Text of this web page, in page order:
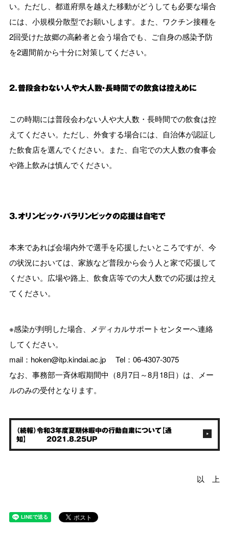
い。ただし、都道府県を越えた移動がどうしても必要な場合
には、小規模分散型でお願いします。また、ワクチン接種を
2回受けた故郷の高齢者と会う場合でも、ご自身の感染予防
を2週間前から十分に対策してください。
２．普段会わない人や大人数・長時間での飲食は控えめに
この時期には普段会わない人や大人数・長時間での飲食は控
えてください。ただし、外食する場合には、自治体が認証し
た飲食店を選んでください。また、自宅での大人数の食事会
や路上飲みは慎んでください。
3．オリンピック・パラリンピックの応援は自宅で
本来であれば会場内外で選手を応援したいところですが、今
の状況においては、家族など普段から会う人と家で応援して
ください。広場や路上、飲食店等での大人数での応援は控え
てください。
※感染が判明した場合、メディカルサポートセンターへ連絡
してください。
mail：hoken@itp.kindai.ac.jp Tel：06-4307-3075
なお、事務部一斉休暇期間中（8月7日～8月18日）は、メー
ルのみの受付となります。
（続報）令和3年度夏期休暇中の行動自粛について【通
知】 2021.8.25UP
以 上